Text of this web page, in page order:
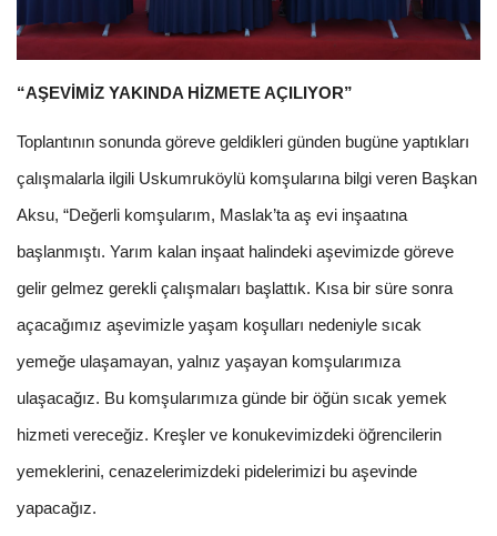
“AŞEVİMİZ YAKINDA HİZMETE AÇILIYOR”
Toplantının sonunda göreve geldikleri günden bugüne yaptıkları
çalışmalarla ilgili Uskumruköylü komşularına bilgi veren Başkan
Aksu, “Değerli komşularım, Maslak’ta aş evi inşaatına
başlanmıştı. Yarım kalan inşaat halindeki aşevimizde göreve
gelir gelmez gerekli çalışmaları başlattık. Kısa bir süre sonra
açacağımız aşevimizle yaşam koşulları nedeniyle sıcak
yemeğe ulaşamayan, yalnız yaşayan komşularımıza
ulaşacağız. Bu komşularımıza günde bir öğün sıcak yemek
hizmeti vereceğiz. Kreşler ve konukevimizdeki öğrencilerin
yemeklerini, cenazelerimizdeki pidelerimizi bu aşevinde
yapacağız.